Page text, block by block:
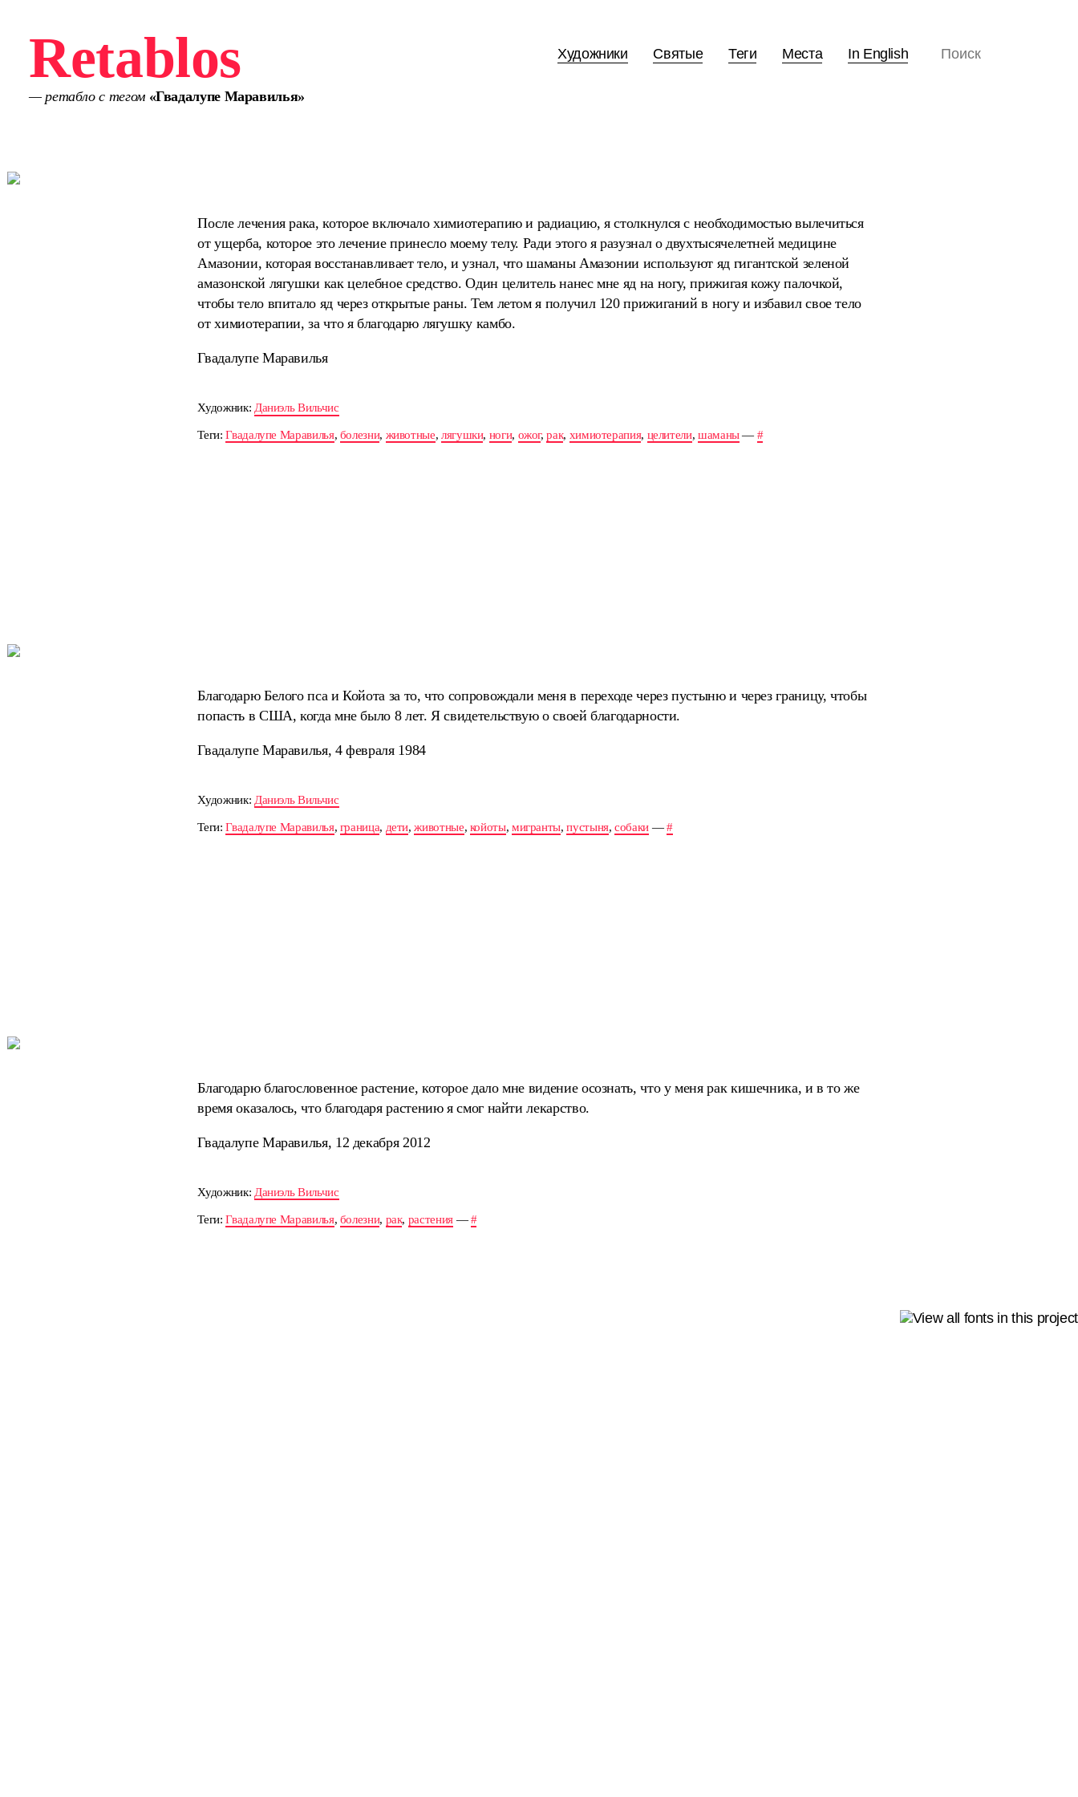
Retablos Художники Святые Теги Места In English
— ретабло с тегом «Гвадалупе Маравилья»
После лечения рака, которое включало химиотерапию и радиацию, я столкнулся с необходимостью вылечиться
от ущерба, которое это лечение принесло моему телу. Ради этого я разузнал о двухтысячелетней медицине
Амазонии, которая восстанавливает тело, и узнал, что шаманы Амазонии используют яд гигантской зеленой
амазонской лягушки как целебное средство. Один целитель нанес мне яд на ногу, прижигая кожу палочкой,
чтобы тело впитало яд через открытые раны. Тем летом я получил 120 прижиганий в ногу и избавил свое тело
от химиотерапии, за что я благодарю лягушку камбо.
Гвадалупе Маравилья
Художник: Даниэль Вильчис
Теги:Гвадалупе Маравилья, болезни, животные, лягушки, ноги, ожог,рак, химиотерапия, целители, шаманы— #
Благодарю Белого пса и Койота за то, что сопровождали меня в переходе через пустыню и через границу, чтобы
попасть в США, когда мне было 8 лет. Я свидетельствую о своей благодарности.
Гвадалупе Маравилья, 4 февраля 1984
Художник: Даниэль Вильчис
Теги:Гвадалупе Маравилья, граница, дети,животные, койоты, мигранты,пустыня,собаки—#
Благодарю благословенное растение, которое дало мне видение осознать, что у меня рак кишечника, и в то же
время оказалось, что благодаря растению я смог найти лекарство.
Гвадалупе Маравилья, 12 декабря 2012
Художник: Даниэль Вильчис
Теги:Гвадалупе Маравилья, болезни, рак, растения—#